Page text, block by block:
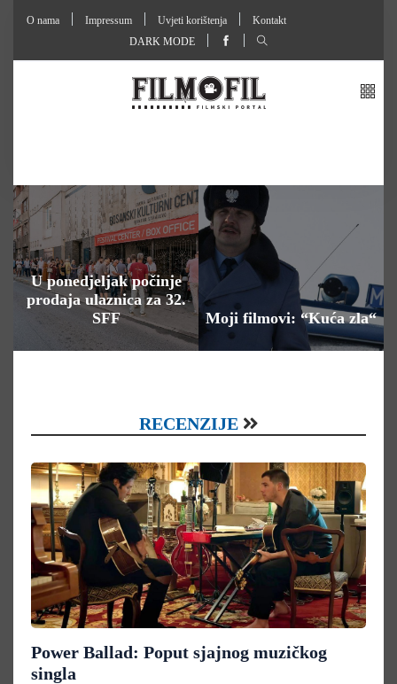
O nama Impressum Uvjeti korištenja
Kontakt
DARK MODE
U ponedjeljak počinje
prodaja ulaznica za 32.
SFF
Moji filmovi: “Kuća zla“
RECENZIJE
Power Ballad: Poput sjajnog muzičkog
singla